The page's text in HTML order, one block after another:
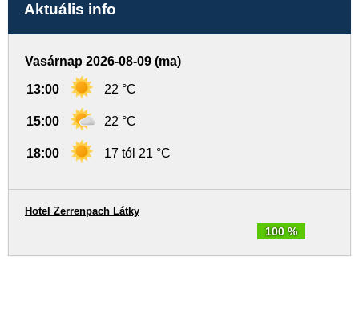
Aktuális info
Vasárnap 2026-08-09 (ma)
13:00 22 °C
15:00 22 °C
18:00 17 tól 21 °C
100 %
Hotel Zerrenpach Látky